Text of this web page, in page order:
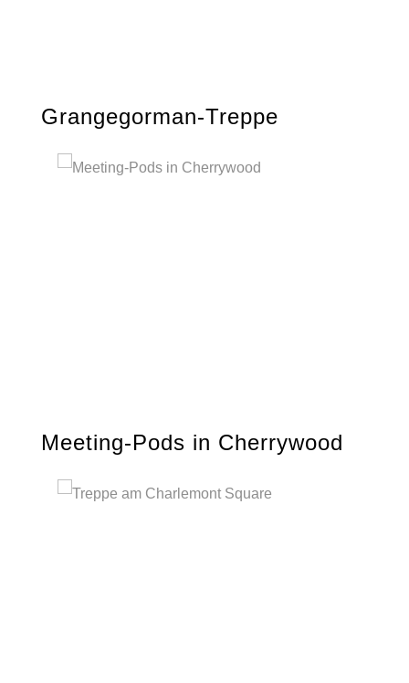
Grangegorman-Treppe
Meeting-Pods in Cherrywood